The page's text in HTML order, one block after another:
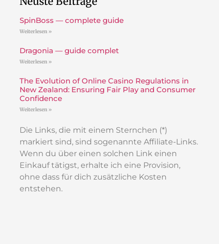
SpinBoss — complete guide
Weiterlesen »
Dragonia — guide complet
Weiterlesen »
The Evolution of Online Casino Regulations in
New Zealand: Ensuring Fair Play and Consumer
Confidence
Weiterlesen »
Die Links, die mit einem Sternchen (*)
markiert sind, sind sogenannte Affiliate-Links.
Wenn du über einen solchen Link einen
Einkauf tätigst, erhalte ich eine Provision,
ohne dass für dich zusätzliche Kosten
entstehen.